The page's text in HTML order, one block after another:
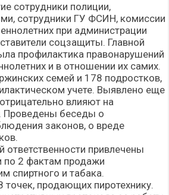
сотрудники полиции,
сотрудники ГУ ФСИН, комиссии
при администрации
соцзащиты. Главной
профилактика правонарушений
и в отношении их самих.
семей и 178 подростков,
учете. Выявлено еще
влияют на
Проведены беседы о
законов, о вреде
ответственности привлечены
по 2 фактам продажи
спиртного и табака.
точек, продающих пиротехнику.